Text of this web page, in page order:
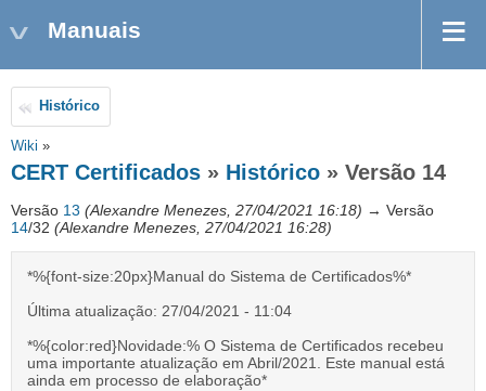
Manuais
Histórico
Wiki »
CERT Certificados » Histórico » Versão 14
Versão 13 (Alexandre Menezes, 27/04/2021 16:18) → Versão
14/32 (Alexandre Menezes, 27/04/2021 16:28)
*%{font-size:20px}Manual do Sistema de Certificados%*
Última atualização: 27/04/2021 - 11:04
*%{color:red}Novidade:% O Sistema de Certificados recebeu
uma importante atualização em Abril/2021. Este manual está
ainda em processo de elaboração*